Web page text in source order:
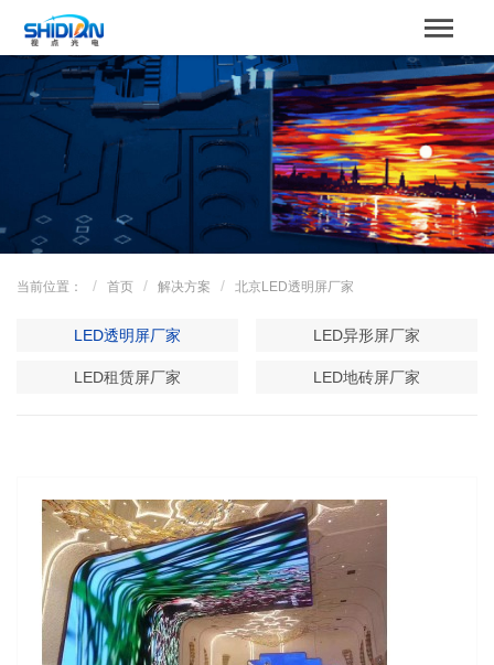
网站首页
关于我们
产品中心
成功案例
当前位置： 首页 解决方案 北京LED透明屏厂家
LED透明屏厂家 LED异形屏厂家
LED租赁屏厂家 LED地砖屏厂家